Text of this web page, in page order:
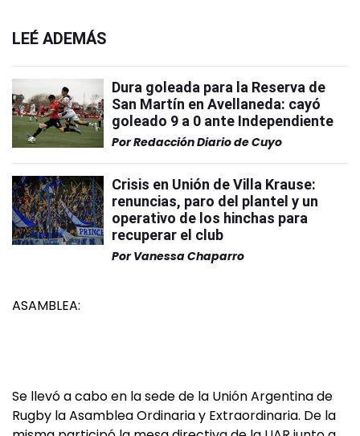
LEÉ ADEMÁS
Dura goleada para la Reserva de
San Martín en Avellaneda: cayó
goleado 9 a 0 ante Independiente
PorRedacción Diario de Cuyo
Crisis en Unión de Villa Krause:
renuncias, paro del plantel y un
operativo de los hinchas para
recuperar el club
Por Vanessa Chaparro
ASAMBLEA:
Se llevó a cabo en la sede de la Unión Argentina de
Rugby la Asamblea Ordinaria y Extraordinaria. De la